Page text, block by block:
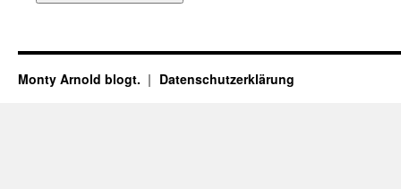
Monty Arnold blogt. Datenschutz­erklärung